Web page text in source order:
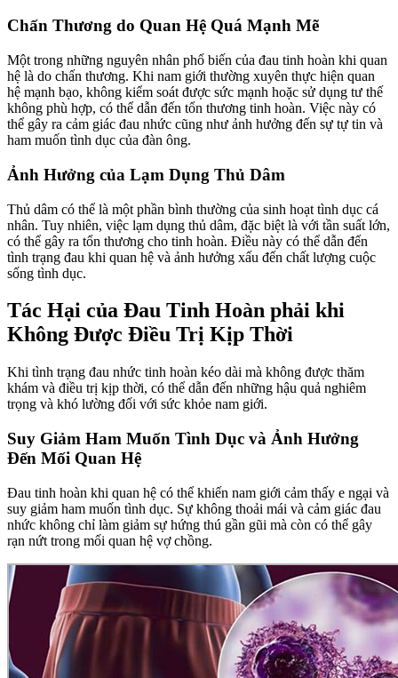
Chấn Thương do Quan Hệ Quá Mạnh Mẽ
Một trong những nguyên nhân phổ biến của đau tinh hoàn khi quan
hệ là do chấn thương. Khi nam giới thường xuyên thực hiện quan
hệ mạnh bạo, không kiểm soát được sức mạnh hoặc sử dụng tư thế
không phù hợp, có thể dẫn đến tổn thương tinh hoàn. Việc này có
thể gây ra cảm giác đau nhức cũng như ảnh hưởng đến sự tự tin và
ham muốn tình dục của đàn ông.
Ảnh Hưởng của Lạm Dụng Thủ Dâm
Thủ dâm có thể là một phần bình thường của sinh hoạt tình dục cá
nhân. Tuy nhiên, việc lạm dụng thủ dâm, đặc biệt là với tần suất lớn,
có thể gây ra tổn thương cho tinh hoàn. Điều này có thể dẫn đến
tình trạng đau khi quan hệ và ảnh hưởng xấu đến chất lượng cuộc
sống tình dục.
Tác Hại của Đau Tinh Hoàn phải khi
Không Được Điều Trị Kịp Thời
Khi tình trạng đau nhức tinh hoàn kéo dài mà không được thăm
khám và điều trị kịp thời, có thể dẫn đến những hậu quả nghiêm
trọng và khó lường đối với sức khỏe nam giới.
Suy Giảm Ham Muốn Tình Dục và Ảnh Hưởng
Đến Mối Quan Hệ
Đau tinh hoàn khi quan hệ có thể khiến nam giới cảm thấy e ngại và
suy giảm ham muốn tình dục. Sự không thoải mái và cảm giác đau
nhức không chỉ làm giảm sự hứng thú gần gũi mà còn có thể gây
rạn nứt trong mối quan hệ vợ chồng.